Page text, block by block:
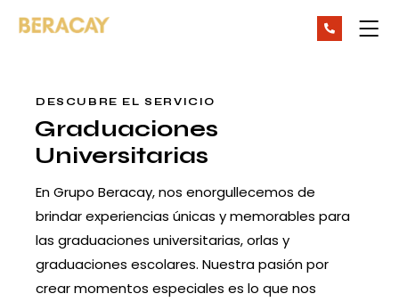
DESCUBRE EL SERVICIO
Graduaciones
Universitarias
En Grupo Beracay, nos enorgullecemos de
brindar experiencias únicas y memorables para
las graduaciones universitarias, orlas y
graduaciones escolares. Nuestra pasión por
crear momentos especiales es lo que nos